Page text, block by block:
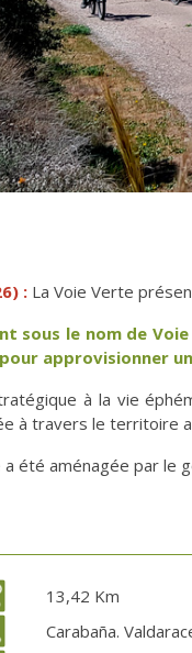
: La Voie Verte
sous le nom de
approvisionner
à la vie
à travers le territoire
été aménagée par le
13,42 Km
Carabaña.